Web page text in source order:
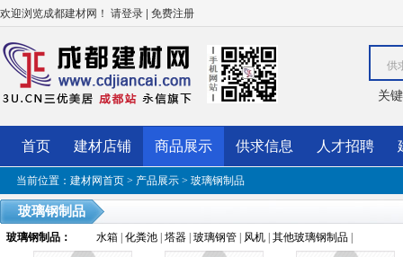
欢迎浏览成都建材网！ 请登录 | 免费注册
供
关
首页 建材店铺 商品展示 供求信息 人才招聘
当前位置： 建材网首页 > 产品展示 > 玻璃钢制品
玻璃钢制品
玻璃钢制品 ： 水箱 化粪池 塔器 玻璃钢管 风机 其他玻璃钢制品